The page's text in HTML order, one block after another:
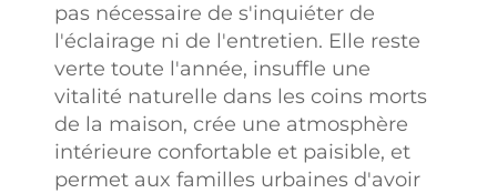
pas nécessaire de s'inquiéter de
l'éclairage ni de l'entretien. Elle reste
verte toute l'année, insuffle une
vitalité naturelle dans les coins morts
de la maison, crée une atmosphère
intérieure confortable et paisible, et
permet aux familles urbaines d'avoir